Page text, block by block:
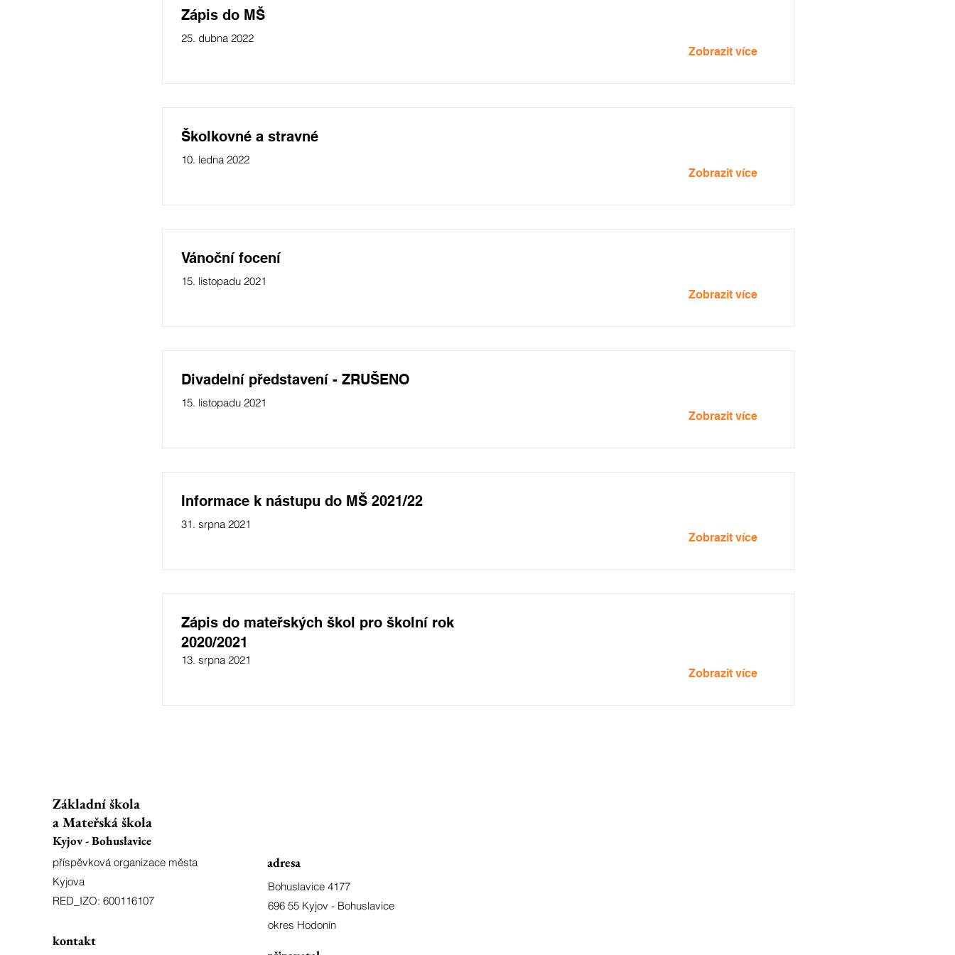
Zápis do MŠ
25. dubna 2022
Zobrazit více
Školkovné a stravné
10. ledna 2022
Zobrazit více
Vánoční focení
15. listopadu 2021
Zobrazit více
Divadelní představení - ZRUŠENO
15. listopadu 2021
Zobrazit více
Informace k nástupu do MŠ 2021/22
31. srpna 2021
Zobrazit více
Zápis do mateřských škol pro školní rok
2020/2021
13. srpna 2021
Zobrazit více
Základní škola
a Mateřská škola
Kyjov - Bohuslavice
příspěvková organizace města
Kyjova
RED_IZO: 600116107
kontakt
adresa
Bohuslavice 4177
696 55 Kyjov - Bohuslavice
okres Hodonín